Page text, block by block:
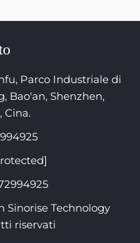
Parco Industriale di
Bao'an, Shenzhen,
Cina.
Sinorise Technology
riservati